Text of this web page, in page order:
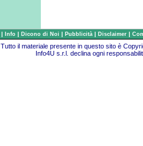
| Info | Dicono di Noi | Pubblicità | Disclaimer |
Tutto il materiale presente in questo sito è
Info4U s.r.l. declina ogni